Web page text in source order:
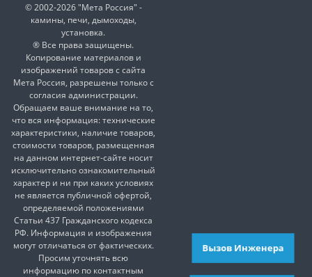
© 2002-2026 "Мета Россия" -
камины, печи, дымоходы,
установка.
® Все права защищены.
Копирование материалов и
изображений товаров с сайта
Мета Россия, разрешены только с
согласия администрации.
Обращаем ваше внимание на то,
что вся информация: технические
характеристики, наличие товаров,
стоимости товаров, размещенная
на данном интернет-сайте носит
исключительно ознакомительный
характер и ни при каких условиях
не является публичной офертой,
определяемой положениями
Статьи 437 Гражданского кодекса
РФ. Информация и изображения
могут отличаться от фактических.
Просим уточнять всю
информацию по контактным
Вызов Инженера